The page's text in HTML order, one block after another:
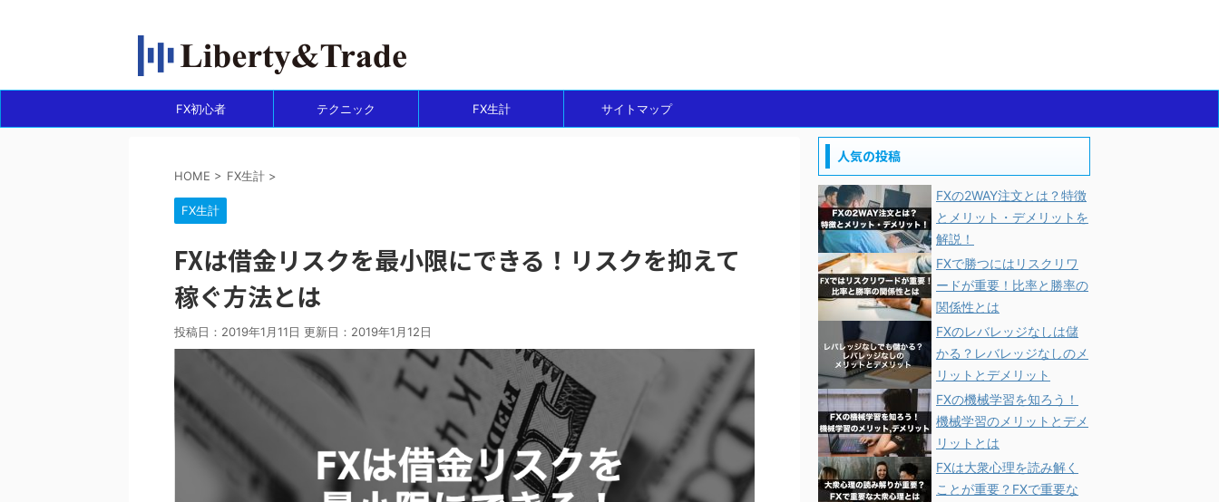
FX初心者 テクニック FX生計 サイトマップ
HOME > FX生計 >
FX生計
FXは借金リスクを最小限にできる！リスクを抑えて
稼ぐ方法とは
投稿日：2019年1月11日 更新日： 2019年1月12日
人気の投稿
FXの2WAY注文とは？特徴
とメリット・デメリットを
解説！
FXで勝つにはリスクリワ
ードが重要！比率と勝率の
関係性とは
FXのレバレッジなしは儲
かる？レバレッジなしのメ
リットとデメリット
FXの機械学習を知ろう！
機械学習のメリットとデメ
リットとは
FXは大衆心理を読み解く
ことが重要？FXで重要な